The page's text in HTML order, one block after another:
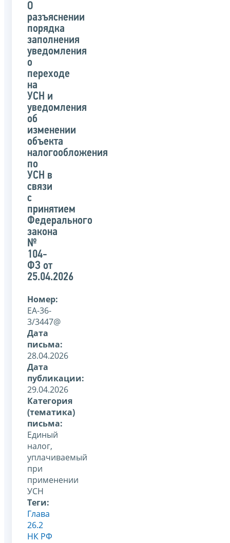
указанного
письма
О
разъяснении
порядка
заполнения
уведомления
о
переходе
на
УСН и
уведомления
об
изменении
объекта
налогообложения
по
УСН в
связи
с
принятием
Федерального
закона
№
104-
ФЗ от
25.04.2026
Номер:
ЕА-36-
3/3447@
Дата
письма:
28.04.2026
Дата
публикации:
29.04.2026
Категория
(тематика)
письма:
Единый
налог,
уплачиваемый
при
применении
УСН
Теги:
Глава
26.2
НК РФ